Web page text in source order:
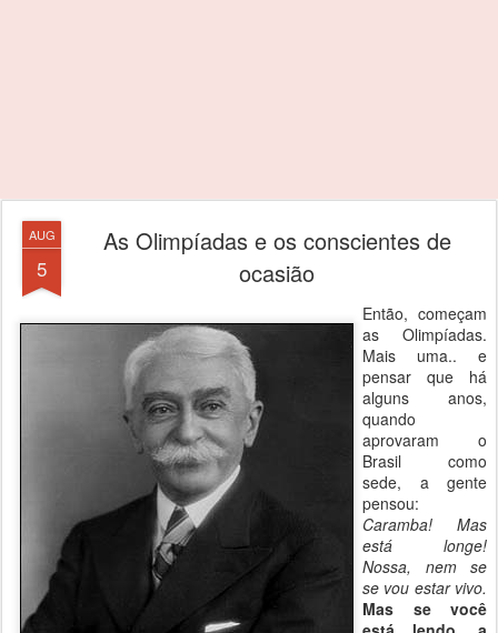
AUG
5
As Olimpíadas e os conscientes de
ocasião
Então, começam
as Olimpíadas.
Mais uma.. e
pensar que há
alguns anos,
quando
aprovaram o
Brasil como
sede, a gente
pensou:
Caramba! Mas
está longe!
Nossa, nem se
se vou estar vivo.
Mas se você